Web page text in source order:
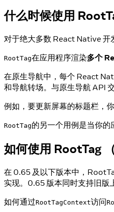
什么时候使用
对于绝大多数 React Native 开
RootTag在应用程序渲染多个
在原生导航中，每个 React
和导航转场。与原生导航 API
例如，要更新屏幕的标题栏，
RootTag的另一个用例是当你
如何使用 RootTag
在 0.65 及以下版本中，
实现。0.65 版本同时支持旧版
如何通过RootTagContext访问